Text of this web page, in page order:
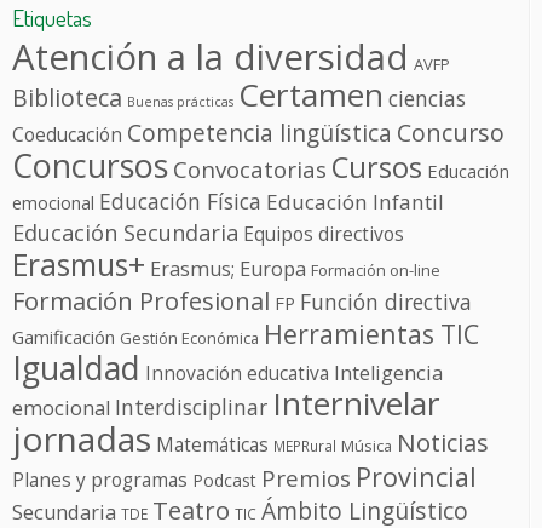
Etiquetas
Atención a la diversidad AVFP
Biblioteca Buenas prácticas Certamen ciencias
Coeducación Competencia lingüística Concurso
ConcursosConvocatorias Cursos Educación
emocional Educación Física Educación Infantil
Educación Secundaria Equipos directivos
Erasmus+ Erasmus; Europa Formación on-line
Formación Profesional FP Función directiva
Gamificación Gestión Económica Herramientas TIC
Igualdad Innovación educativa Inteligencia
emocional Interdisciplinar Internivelar
jornadas Matemáticas MEPRural Música Noticias
Planes y programas Podcast Premios Provincial
Secundaria TDE Teatro TIC Ámbito Lingüístico